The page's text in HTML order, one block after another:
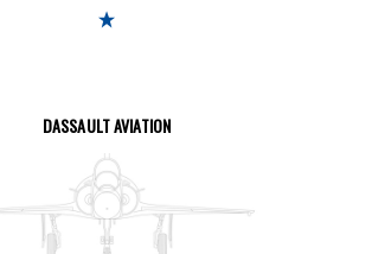
DASSAULT AVIATION